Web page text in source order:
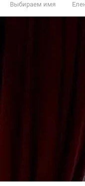
Выбираем имя